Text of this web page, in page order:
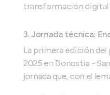
transformación digital
3. Jornada técnica:
La primera edición
2025 en Donostia -
jornada que, con el